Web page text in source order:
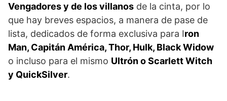
Vengadores y de los villanos de la cinta, por lo
que hay breves espacios, a manera de pase de
lista, dedicados de forma exclusiva para Iron
Man, Capitán América, Thor, Hulk, Black Widow
o incluso para el mismo Ultrón o Scarlett Witch
y QuickSilver.